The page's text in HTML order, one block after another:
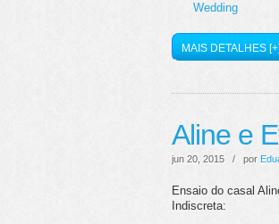
Wedding
MAIS DETALHES [+]
Aline e
jun 20, 2015 / por
Ensaio do casal
Indiscreta: